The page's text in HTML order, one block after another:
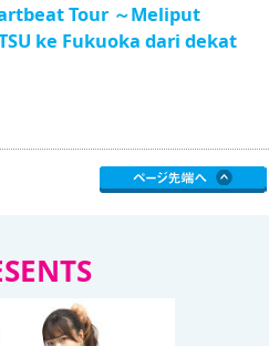
Tour ～Meliput
ke Fukuoka dari dekat